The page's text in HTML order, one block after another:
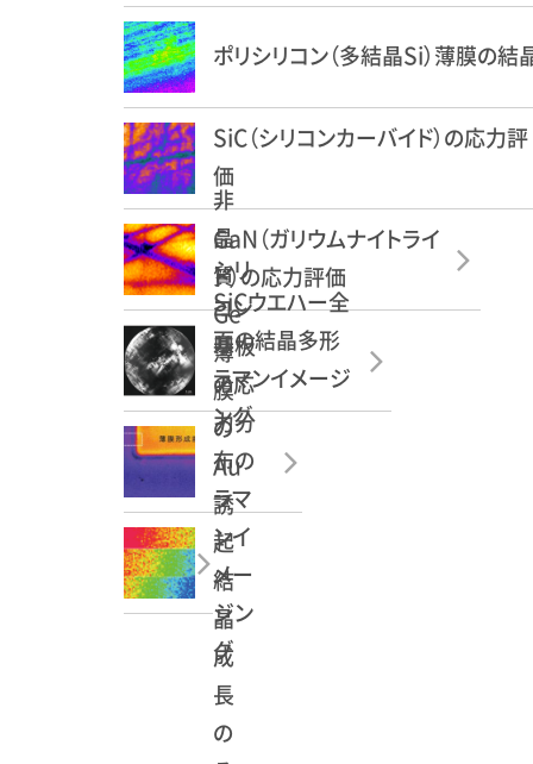
ポリシリコン（多結晶Si）薄膜の結
SiC（シリコンカーバイド）の応力評
価
GaN（ガリウムナイトライ
ド）の応力評価
SiCウエハー全
面の結晶多形
ラマンイメージ
ング
シリ
コン
基板
の応
力分
布の
ラマ
ンイ
メー
ジン
グ
非
晶
質
Ge
薄
膜
の
Au
誘
起
結
晶
成
長
の